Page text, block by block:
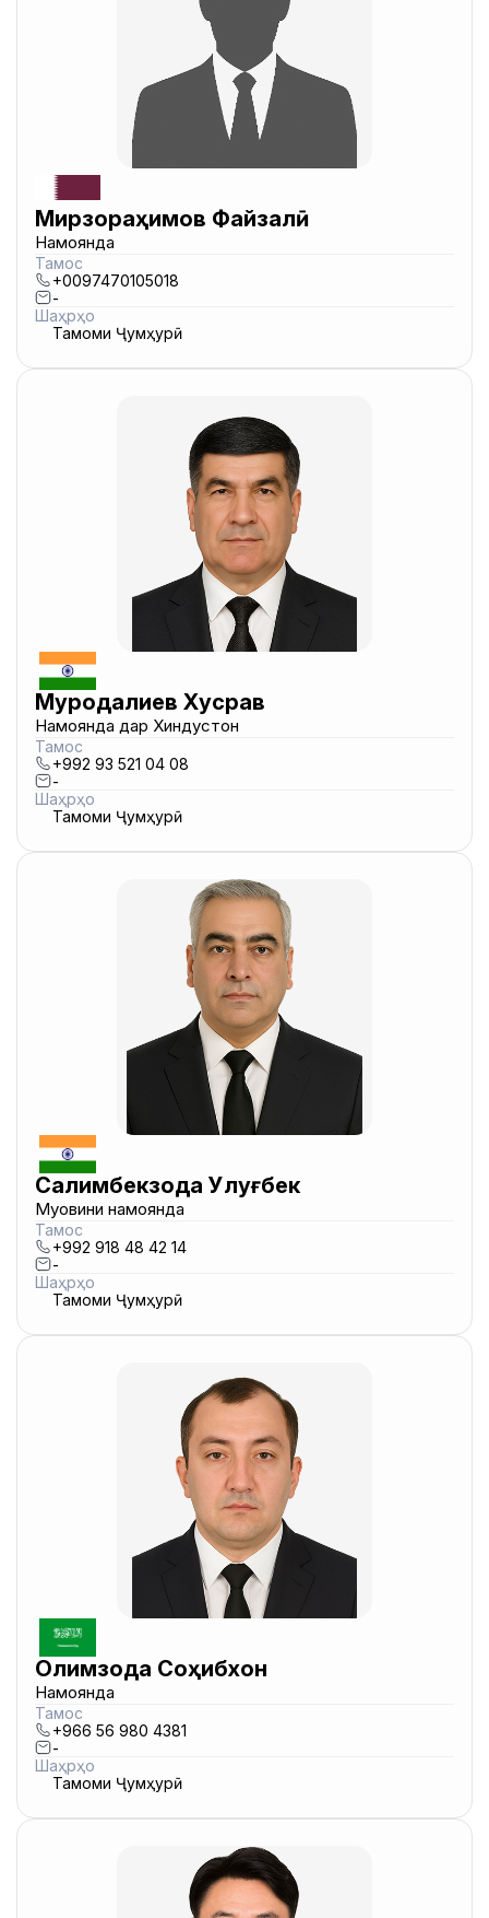
Мирзораҳимов Файзалӣ
Намоянда
Тамос
+0097470105018
-
Шаҳрҳо
Тамоми Ҷумҳурӣ
Муродалиев Хусрав
Намоянда дар Хиндустон
Тамос
+992 93 521 04 08
-
Шаҳрҳо
Тамоми Ҷумҳурӣ
Салимбекзода Улуғбек
Муовини намоянда
Тамос
+992 918 48 42 14
-
Шаҳрҳо
Тамоми Ҷумҳурӣ
Олимзода Соҳибхон
Намоянда
Тамос
+966 56 980 4381
-
Шаҳрҳо
Тамоми Ҷумҳурӣ